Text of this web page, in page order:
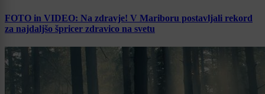
FOTO in VIDEO: Na zdravje! V Mariboru postavljali rekord
za najdaljšo špricer zdravico na svetu